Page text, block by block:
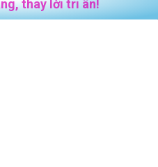
thay lời tri ân!